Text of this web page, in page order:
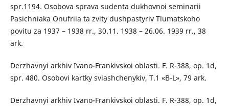
spr.1194. Osobova sprava sudenta dukhovnoi seminarii
Pasichniaka Onufriia ta zvity dushpastyriv Tlumatskoho
povitu za 1937 – 1938 rr., 30.11. 1938 – 26.06. 1939 rr., 38
ark.
Derzhavnyi arkhiv Ivano-Frankivskoi oblasti. F. R-388, op. 1d,
spr. 480. Osobovi kartky sviashchenykiv, T.1 «B-L», 79 ark.
Derzhavnyi arkhiv Ivano-Frankivskoi oblasti. F. R-388, op. 1d,